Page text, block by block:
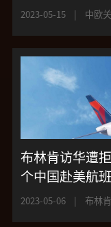
2023-05-15 | 中欧
布林肯访华遭
个中国赴美航班
2023-05-06 | 布林